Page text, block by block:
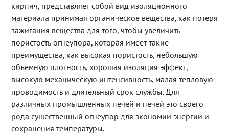
кирпич, представляет собой вид изоляционного
материала принимая органическое вещества, как потеря
зажигания вещества для того, чтобы увеличить
пористость огнеупора, которая имеет такие
преимущества, как высокая пористость, небольшую
объемную плотность, хорошая изоляция эффект,
высокую механическую интенсивность, малая тепловую
проводимость и длительный срок службы. Для
различных промышленных печей и печей это своего
рода существенный огнеупор для экономии энергии и
сохранения температуры.